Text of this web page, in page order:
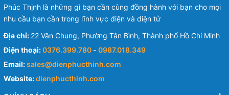
Phúc Thịnh là những gì bạn cần cùng đồng hành với bạn cho mọi
nhu cầu bạn cần trong lĩnh vực điện và điện tử
Địa chỉ: 22 Văn Chung, Phường Tân Bình, Thành phố Hồ Chí Minh
Điện thoại:0376.399.780 - 0987.018.349
Email:sales@dienphucthinh.com
Website:dienphucthinh.com